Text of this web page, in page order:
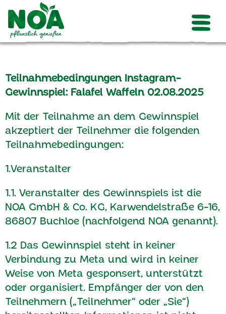
Teilnahmebedingungen Instagram-
Gewinnspiel: Falafel Waffeln 02.08.2025
Mit der Teilnahme an dem Gewinnspiel
akzeptiert der Teilnehmer die folgenden
Teilnahmebedingungen:
1.Veranstalter
1.1. Veranstalter des Gewinnspiels ist die
NOA GmbH & Co. KG, Karwendelstraße 6-16,
86807 Buchloe (nachfolgend NOA genannt).
1.2 Das Gewinnspiel steht in keiner
Verbindung zu Meta und wird in keiner
Weise von Meta gesponsert, unterstützt
oder organisiert. Empfänger der von den
Teilnehmern („Teilnehmer“ oder „Sie“)